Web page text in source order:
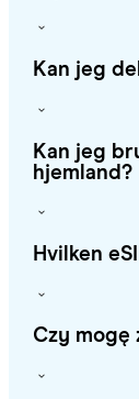
Kan jeg
Kan jeg
hjemland?
Hvilken
Czy mogę